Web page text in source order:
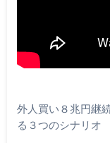
外人買い８兆円継
る３つのシナリオ